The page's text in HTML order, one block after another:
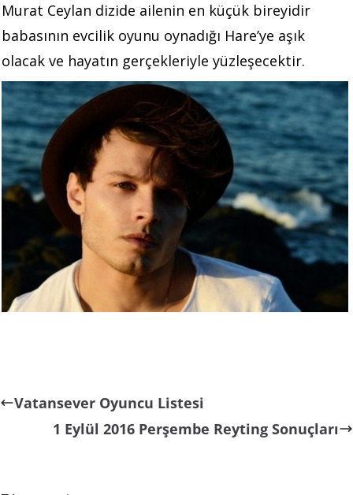
Murat Ceylan dizide ailenin en küçük bireyidir
babasının evcilik oyunu oynadığı Hare’ye aşık
olacak ve hayatın gerçekleriyle yüzleşecektir.
Vatansever Oyuncu Listesi
1 Eylül 2016 Perşembe Reyting Sonuçları